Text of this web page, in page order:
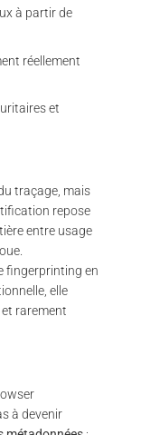
à partir de
réellement
et
traçage, mais
repose
entre usage
fingerprinting en
elle
rarement
à devenir